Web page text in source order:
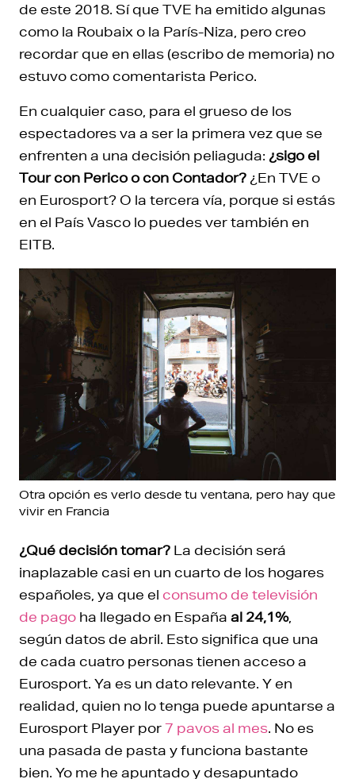
de este 2018. Sí que TVE ha emitido algunas
como la Roubaix o la París-Niza, pero creo
recordar que en ellas (escribo de memoria) no
estuvo como comentarista Perico.
En cualquier caso, para el grueso de los
espectadores va a ser la primera vez que se
enfrenten a una decisión peliaguda: ¿sigo el
Tour con Perico o con Contador? ¿En TVE o
en Eurosport? O la tercera vía, porque si estás
en el País Vasco lo puedes ver también en
EITB.
Otra opción es verlo desde tu ventana, pero hay que
vivir en Francia
¿Qué decisión tomar? La decisión será
inaplazable casi en un cuarto de los hogares
españoles, ya que el consumo de televisión
de pago ha llegado en España al 24,1%,
según datos de abril. Esto significa que una
de cada cuatro personas tienen acceso a
Eurosport. Ya es un dato relevante. Y en
realidad, quien no lo tenga puede apuntarse a
Eurosport Player por7 pavos al mes. No es
una pasada de pasta y funciona bastante
bien. Yo me he apuntado y desapuntado